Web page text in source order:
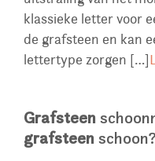
klassieke letter voor
de grafsteen en kan
lettertype zorgen […]
Grafsteen
grafsteen schoon?